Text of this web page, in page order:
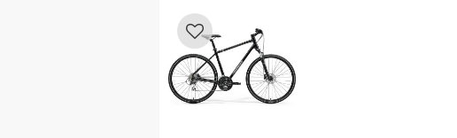
Lägg till i favoriter